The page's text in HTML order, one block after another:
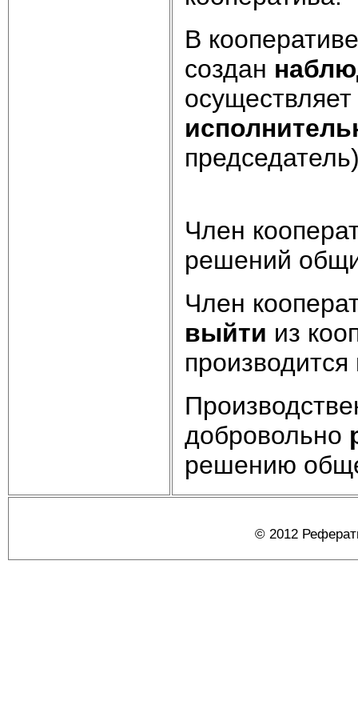
В
создан
Член
решений
Член
выйти из
добровольно
решению
© 2012